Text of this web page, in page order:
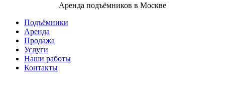
Аренда подъёмников в Москве
Подъёмники
Аренда
Продажа
Услуги
Наши работы
Контакты